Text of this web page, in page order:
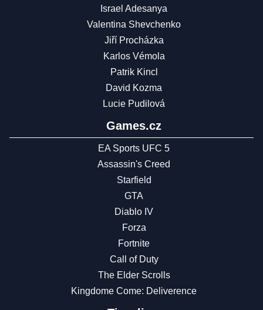
Israel Adesanya
Valentina Shevchenko
Jiří Procházka
Karlos Vémola
Patrik Kincl
David Kozma
Lucie Pudilová
Games.cz
EA Sports UFC 5
Assassin's Creed
Starfield
GTA
Diablo IV
Forza
Fortnite
Call of Duty
The Elder Scrolls
Kingdome Come: Deliverence